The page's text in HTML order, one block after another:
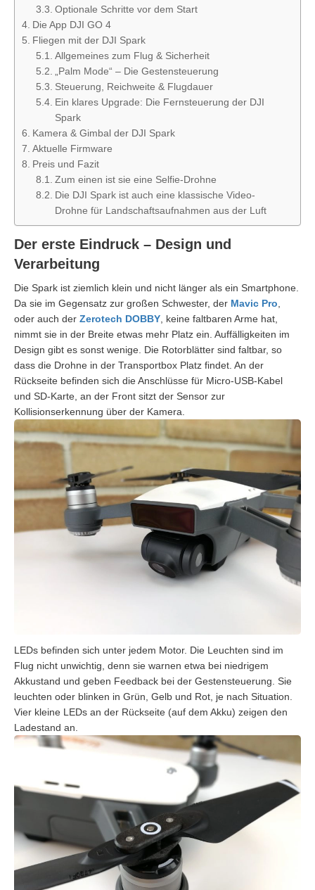
Optionale Schritte vor dem Start
Die App DJI GO 4
Fliegen mit der DJI Spark
Allgemeines zum Flug & Sicherheit
„Palm Mode“ – Die Gestensteuerung
Steuerung, Reichweite & Flugdauer
Ein klares Upgrade: Die Fernsteuerung der DJI
Spark
Kamera & Gimbal der DJI Spark
Aktuelle Firmware
Preis und Fazit
Zum einen ist sie eine Selfie-Drohne
Die DJI Spark ist auch eine klassische Video-
Drohne für Landschaftsaufnahmen aus der Luft
Der erste Eindruck – Design und
Verarbeitung
Die Spark ist ziemlich klein und nicht länger als ein Smartphone.
Da sie im Gegensatz zur großen Schwester, der Mavic Pro
oder auch der Zerotech DOBBY , keine faltbaren Arme hat,
nimmt sie in der Breite etwas mehr Platz ein. Auffälligkeiten im
Design gibt es sonst wenige. Die Rotorblätter sind faltbar, so
dass die Drohne in der Transportbox Platz findet. An der
Rückseite befinden sich die Anschlüsse für Micro-USB-Kabel
und SD-Karte, an der Front sitzt der Sensor zur
Kollisionserkennung über der Kamera.
LEDs befinden sich unter jedem Motor. Die Leuchten sind im
Flug nicht unwichtig, denn sie warnen etwa bei niedrigem
Akkustand und geben Feedback bei der Gestensteuerung. Sie
leuchten oder blinken in Grün, Gelb und Rot, je nach Situation.
Vier kleine LEDs an der Rückseite (auf dem Akku) zeigen den
Ladestand an.